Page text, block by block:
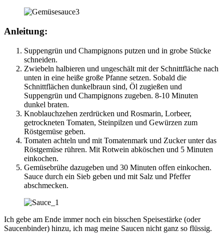
Anleitung:
Suppengrün und Champignons putzen und in grobe Stücke
schneiden.
Zwiebeln halbieren und ungeschält mit der Schnittfläche nach
unten in eine heiße große Pfanne setzen. Sobald die
Schnittflächen dunkelbraun sind, Öl zugießen und
Suppengrün und Champignons zugeben. 8-10 Minuten
dunkel braten.
Knoblauchzehen zerdrücken und Rosmarin, Lorbeer,
getrockneten Tomaten, Steinpilzen und Gewürzen zum
Röstgemüse geben.
Tomaten achteln und mit Tomatenmark und Zucker unter das
Röstgemüse rühren. Mit Rotwein abköschen und 5 Minuten
einkochen.
Gemüsebrühe dazugeben und 30 Minuten offen einkochen.
Sauce durch ein Sieb geben und mit Salz und Pfeffer
abschmecken.
Ich gebe am Ende immer noch ein bisschen Speisestärke (oder
Saucenbinder) hinzu, ich mag meine Saucen nicht ganz so flüssig.